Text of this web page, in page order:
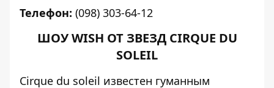
Телефон: (098) 303-64-12
ШОУ WISH ОТ ЗВЕЗД CIRQUE DU
SOLEIL
Cirque du soleil известен гуманным